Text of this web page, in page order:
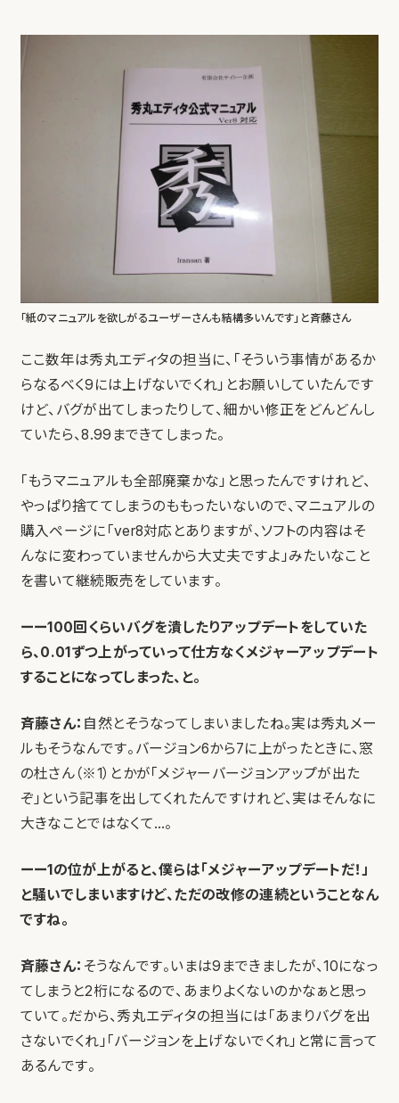
「紙のマニュアルを欲しがるユーザーさんも結構多いんです」と斉藤さん
ここ数年は秀丸エディタの担当に、「そういう事情があるか
らなるべく9には上げないでくれ」とお願いしていたんです
けど、バグが出てしまったりして、細かい修正をどんどんし
ていたら、8.99まできてしまった。
「もうマニュアルも全部廃棄かな」と思ったんですけれど、
やっぱり捨ててしまうのももったいないので、マニュアルの
購入ページに「ver8対応とありますが、ソフトの内容はそ
んなに変わっていませんから大丈夫ですよ」みたいなこと
を書いて継続販売をしています。
ーー100回くらいバグを潰したりアップデートをしていた
ら、0.01ずつ上がっていって仕方なくメジャーアップデート
することになってしまった、と。
斉藤さん： 自然とそうなってしまいましたね。実は秀丸メー
ルもそうなんです。バージョン6から7に上がったときに、窓
の杜さん（※1）とかが「メジャーバージョンアップが出た
ぞ」という記事を出してくれたんですけれど、実はそんなに
大きなことではなくて…。
ーー1の位が上がると、僕らは「メジャーアップデートだ！」
と騒いでしまいますけど、ただの改修の連続ということなん
ですね。
斉藤さん： そうなんです。いまは9まできましたが、10になっ
てしまうと2桁になるので、あまりよくないのかなぁと思っ
ていて。だから、秀丸エディタの担当には「あまりバグを出
さないでくれ」「バージョンを上げないでくれ」と常に言って
あるんです。